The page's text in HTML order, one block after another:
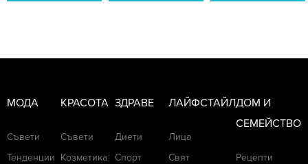
МОДА
Съвети
Тенденции
КРАСОТА
Съвети
Козметика
ЗДРАВЕ
Диети
Спорт
ЛАЙФСТАЙЛ
Лица
Свят
ДОМ И
СЕМЕЙСТВО
Рецепти